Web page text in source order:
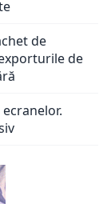
de
de